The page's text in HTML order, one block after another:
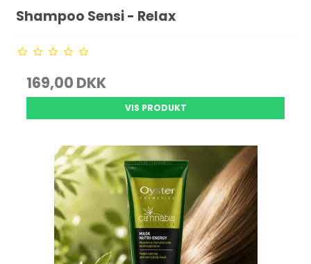
Shampoo Sensi - Relax
169,00 DKK
VIS PRODUKT